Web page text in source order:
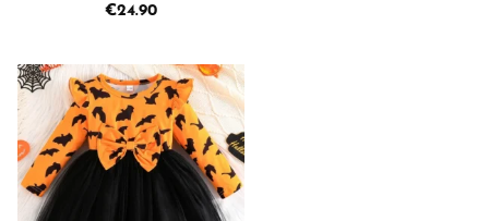
€24.90
Ajouter
à la
liste de
souhaits